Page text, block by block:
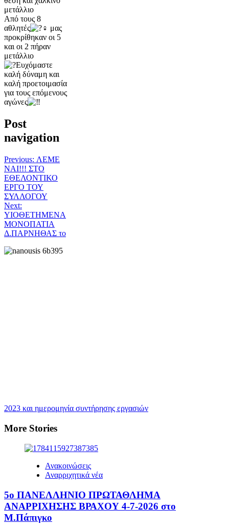
μετάλλιο
Από τους 8
αθλητές
μας
προκρίθηκαν οι 5
και οι 2 πήραν
μετάλλιο
Ευχόμαστε
καλή δύναμη και
καλή προετοιμασία
για τους επόμενους
αγώνες
Post
navigation
Previous: ΛΕΜΕ
ΝΑΙ!!! ΣΤΟ
ΕΘΕΛΟΝΤΙΚΟ
ΕΡΓΟ ΤΟΥ
ΣΥΛΛΟΓΟΥ
Next:
ΥΙΟΘΕΤΗΜΕΝΑ
ΜΟΝΟΠΑΤΙΑ
Δ.ΠΑΡΝΗΘΑΣ το
2023 και ημερομηνία συντήρησης εργασιών
More Stories
Ανακοινώσεις
Αναρριχητικά νέα
5ο ΠΑΝΕΛΛΗΝΙΟ ΠΡΩΤΑΘΛΗΜΑ
ΑΝΑΡΡΙΧΗΣΗΣ ΒΡΑΧΟΥ 4-7-2026 στο
Μ.Πάπιγκο